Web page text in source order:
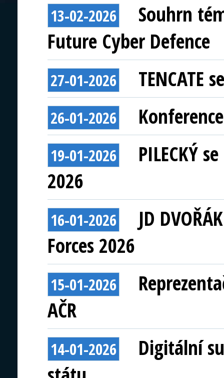
13-02-2026
Souhrn
Future Cyber Defence
27-01-2026 TENCATE
26-01-2026 Konference
19-01-2026
PILECKÝ
2026
16-01-2026
JD
Forces 2026
15-01-2026
AČR
14-01-2026
Digitální